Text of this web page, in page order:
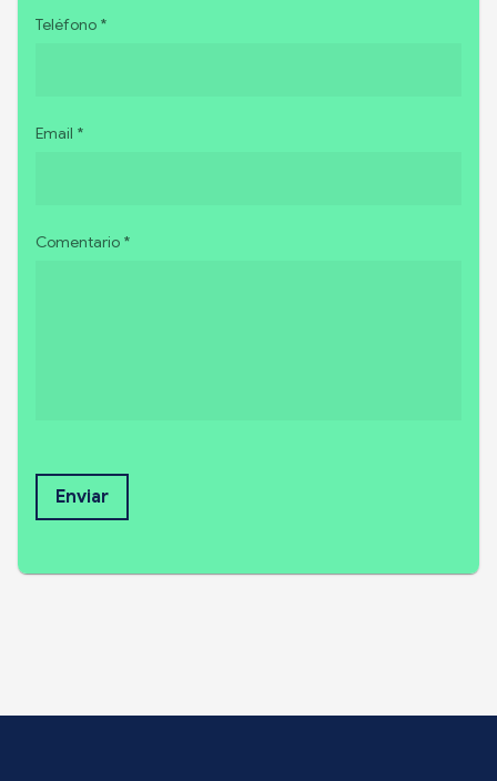
Teléfono *
Email *
Comentario *
Enviar